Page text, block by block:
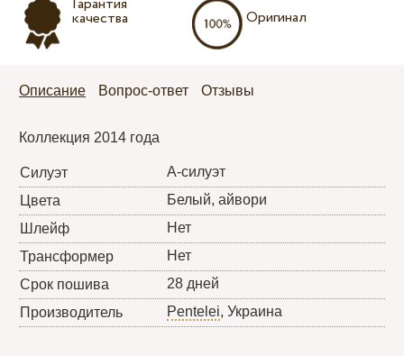
качества Оригинал
Описание Вопрос-ответ Отзывы
Коллекция 2014 года
Силуэт
А-силуэт
Цвета
Белый, айвори
Шлейф
Нет
Трансформер
Нет
Срок пошива
28 дней
Производитель
Pentelei, Украина